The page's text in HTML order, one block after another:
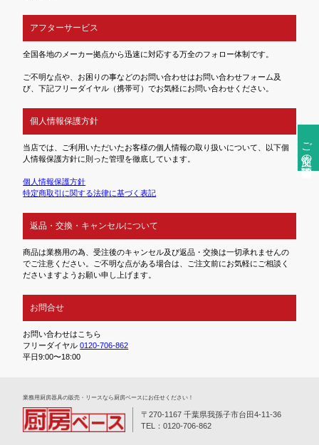
ご注文前の確認事項
アフターサービス
全国各地のメーカー拠点から迅速に対応する万全のフォロー体制です。
ご不明な点や、お困りの事などのお問い合わせはお問い合わせフォーム及
び、下記フリーダイヤル（携帯可）でお気軽にお問い合わせください。
個人情報保護方針
当店では、ご利用いただいたお客様の個人情報の取り扱いについて、以下個
人情報保護方針に則った管理を徹底しています。
個人情報保護方針
特定商取引に関する法律に基づく表記
返品・交換・キャンセルについて
商品は業務用の為、受注後のキャンセル及び返品・交換は一切承れませんの
でご注意ください。ご不明な点がある場合は、ご注文前にお気軽にご相談く
ださいますようお願い申し上げます。
お問合せ
お問い合わせはこちら
フリーダイヤル0120-706-862
平日9:00〜18:00
業務⽤厨房器具の販売・リースなら厨房ベースにお任せください！
〒270-1167 千葉県我孫子市台田4-11-36
TEL：0120-706-862